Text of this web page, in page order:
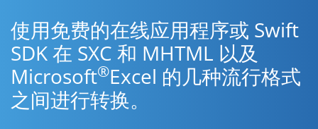
使用免费的在线应用程序或 Swift
SDK 在 SXC 和 MHTML 以及
Microsoft®Excel 的几种流行格式
之间进行转换。